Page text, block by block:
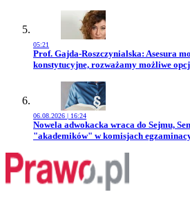
05:21
Przejdź do artykułu:
Prof. Gajda-Roszczynialska: Asesura
konstytucyjne, rozważamy możliwe
06.08.2026 | 16:24
Przejdź do artykułu:
Nowela adwokacka wraca do Sejmu,
"akademików" w komisjach